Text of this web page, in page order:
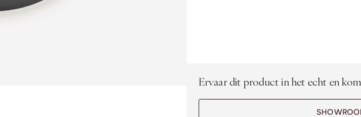
Ervaar dit product in het echt en